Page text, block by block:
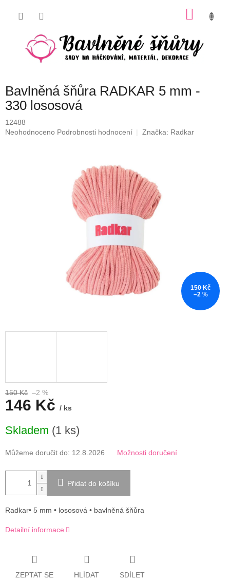
Bavlněná šňůra RADKAR 5 mm -
330 lososová
12488
Průměrné
Neohodnoceno Podrobnosti hodnocení Značka: Radkar
150 Kč
–2 %
150 Kč –2 %
146 Kč / ks
cena:
Skladem (1 ks)
Můžeme doručit do: 12.8.2026 Možnosti doručení
Přidat do košíku
Radkar• 5 mm • lososová • bavlněná šňůra
Detailní informace
ZEPTAT SE HLÍDAT SDÍLET